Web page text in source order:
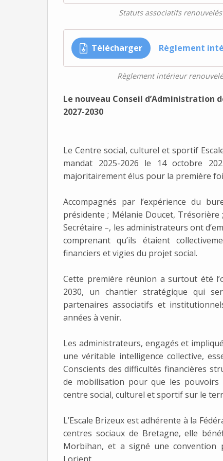
Statuts associatifs
Télécharger Règlement
Règlement intérieur
Le nouveau Conseil d’Administration
2027-2030
Le Centre social, culturel et sportif
mandat 2025-2026 le 14 octobre
majoritairement élus pour la première
Accompagnés par l’expérience du
présidente ; Mélanie Doucet,
Secrétaire –, les administrateurs ont
comprenant qu’ils étaient
financiers et vigies du projet social.
Cette première réunion a surtout été
2030, un chantier stratégique qui
partenaires associatifs et
années à venir.
Les administrateurs, engagés et
une véritable intelligence collective,
Conscients des difficultés financières
de mobilisation pour que les pouvoirs
centre social, culturel et sportif sur le
L’Escale Brizeux est adhérente à la
centres sociaux de Bretagne, elle
Morbihan, et a signé une convention